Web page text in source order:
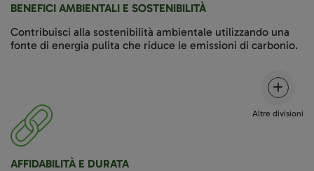
BENEFICI AMBIENTALI E SOSTENIBILITÀ
Contribuisci alla sostenibilità ambientale utilizzando una
fonte di energia pulita che riduce le emissioni di carbonio.
AFFIDABILITÀ E DURATA
Altre divisioni